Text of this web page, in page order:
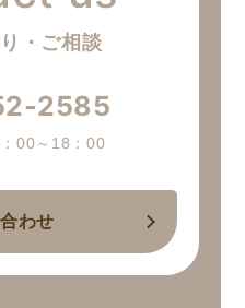
・ご相談
2585
：00～18：00
わせ